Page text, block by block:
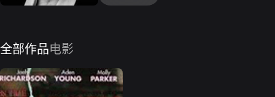
全部作品电影